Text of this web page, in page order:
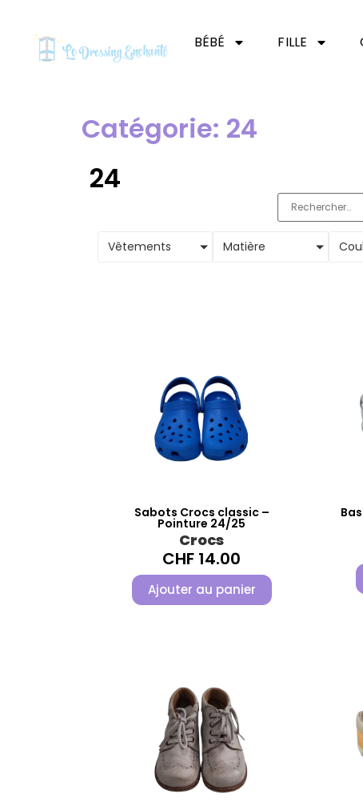
BÉBÉ FILLE
Catégorie: 24
24
Vêtements Matière
Sabots Crocs classic –
Pointure 24/25
Crocs
CHF 14.00
Ajouter au panier